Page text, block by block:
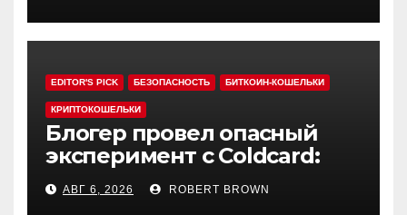
EDITOR'S PICK БЕЗОПАСНОСТЬ БИТКОИН-КОШЕЛЬКИ
КРИПТОКОШЕЛЬКИ
Блогер провел опасный
эксперимент с Coldcard:
быстрый взлом уязвимого
кошелька
АВГ 6, 2026 ROBERT BROWN